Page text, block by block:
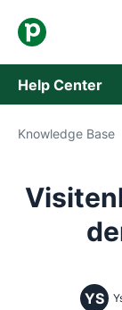
Help Center
Knowledge Base
Support
Knowledge Base
YS